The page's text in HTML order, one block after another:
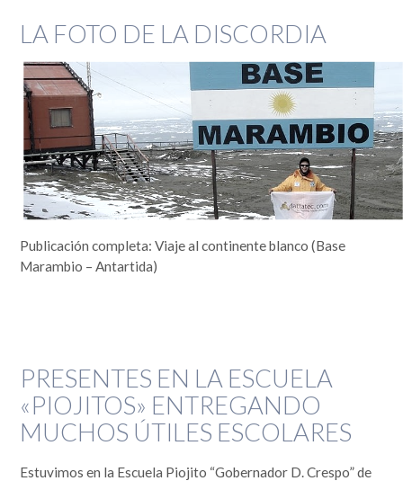
LA FOTO DE LA DISCORDIA
Publicación completa: Viaje al continente blanco (Base
Marambio – Antartida)
PRESENTES EN LA ESCUELA
«PIOJITOS» ENTREGANDO
MUCHOS ÚTILES ESCOLARES
Estuvimos en la Escuela Piojito “Gobernador D. Crespo” de